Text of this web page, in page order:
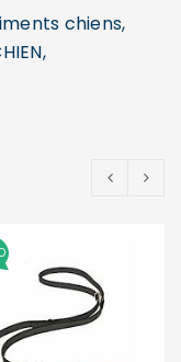
chiens,
,